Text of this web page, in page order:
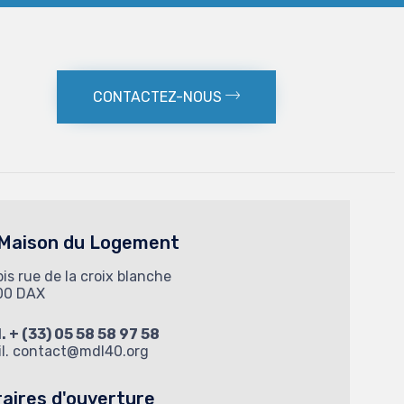
CONTACTEZ-NOUS
du Logement
rue de la croix blanche
DAX
+ (33) 05 58 58 97 58
contact@mdl40.org
d'ouverture